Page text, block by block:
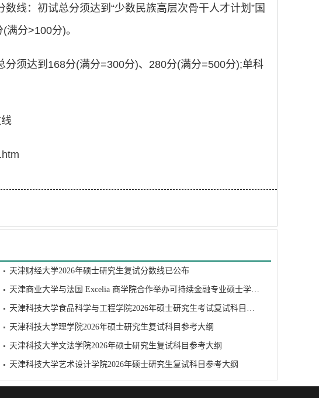
线：初试总分须达到“少数民族高层次骨干人才计划”国
分>100分)。
分须达到168分(满分=300分)、280分(满分=500分);单科
天津财经大学2026年硕士研究生复试分数线已公布
天津商业大学与法国 Excelia 商学院合作举办可持续金融专业硕士学位（自主招...
天津科技大学食品科学与工程学院2026年硕士研究生考试复试科目考试大纲
天津科技大学理学院2026年硕士研究生复试科目参考大纲
天津科技大学文法学院2026年硕士研究生复试科目参考大纲
天津科技大学艺术设计学院2026年硕士研究生复试科目参考大纲